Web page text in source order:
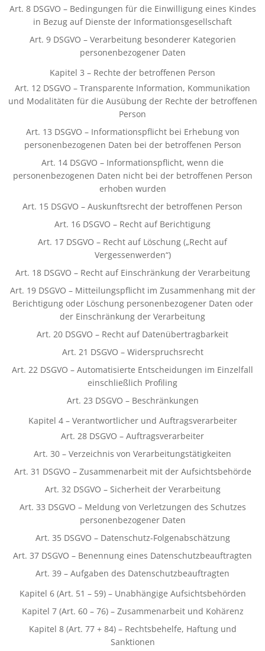
Art. 8 DSGVO – Bedingungen für die Einwilligung eines Kindes
in Bezug auf Dienste der Informationsgesellschaft
Art. 9 DSGVO – Verarbeitung besonderer Kategorien
personenbezogener Daten
Kapitel 3 – Rechte der betroffenen Person
Art. 12 DSGVO – Transparente Information, Kommunikation
und Modalitäten für die Ausübung der Rechte der betroffenen
Person
Art. 13 DSGVO – Informationspflicht bei Erhebung von
personenbezogenen Daten bei der betroffenen Person
Art. 14 DSGVO – Informationspflicht, wenn die
personenbezogenen Daten nicht bei der betroffenen Person
erhoben wurden
Art. 15 DSGVO – Auskunftsrecht der betroffenen Person
Art. 16 DSGVO – Recht auf Berichtigung
Art. 17 DSGVO – Recht auf Löschung („Recht auf
Vergessenwerden“)
Art. 18 DSGVO – Recht auf Einschränkung der Verarbeitung
Art. 19 DSGVO – Mitteilungspflicht im Zusammenhang mit der
Berichtigung oder Löschung personenbezogener Daten oder
der Einschränkung der Verarbeitung
Art. 20 DSGVO – Recht auf Datenübertragbarkeit
Art. 21 DSGVO – Widerspruchsrecht
Art. 22 DSGVO – Automatisierte Entscheidungen im Einzelfall
einschließlich Profiling
Art. 23 DSGVO – Beschränkungen
Kapitel 4 – Verantwortlicher und Auftragsverarbeiter
Art. 28 DSGVO – Auftragsverarbeiter
Art. 30 – Verzeichnis von Verarbeitungstätigkeiten
Art. 31 DSGVO – Zusammenarbeit mit der Aufsichtsbehörde
Art. 32 DSGVO – Sicherheit der Verarbeitung
Art. 33 DSGVO – Meldung von Verletzungen des Schutzes
personenbezogener Daten
Art. 35 DSGVO – Datenschutz-Folgenabschätzung
Art. 37 DSGVO – Benennung eines Datenschutzbeauftragten
Art. 39 – Aufgaben des Datenschutzbeauftragten
Kapitel 6 (Art. 51 – 59) – Unabhängige Aufsichtsbehörden
Kapitel 7 (Art. 60 – 76) – Zusammenarbeit und Kohärenz
Kapitel 8 (Art. 77 + 84) – Rechtsbehelfe, Haftung und
Sanktionen